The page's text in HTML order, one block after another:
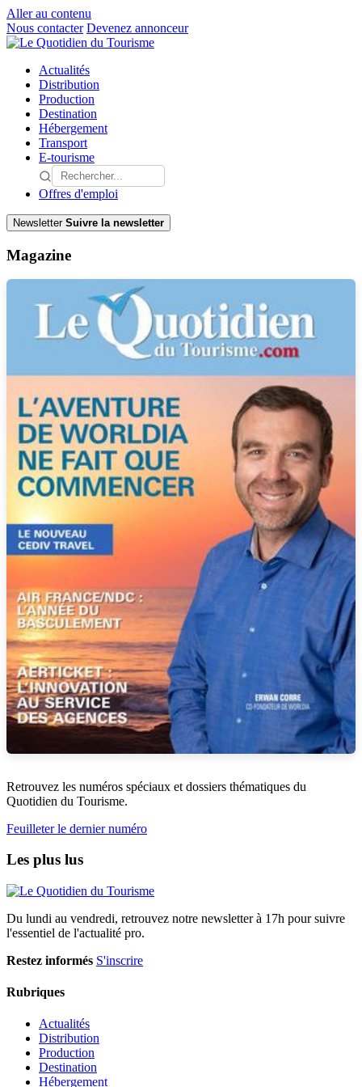
Aller au contenu
Nous contacter Devenez annonceur
Actualités
Distribution
Production
Destination
Hébergement
Transport
E-tourisme
Offres d'emploi
Newsletter Suivre la newsletter
Magazine
Retrouvez les numéros spéciaux et dossiers thématiques du
Quotidien du Tourisme.
Feuilleter le dernier numéro
Les plus lus
Du lundi au vendredi, retrouvez notre newsletter à 17h pour suivre
l'essentiel de l'actualité pro.
Restez informés S'inscrire
Rubriques
Actualités
Distribution
Production
Destination
Hébergement